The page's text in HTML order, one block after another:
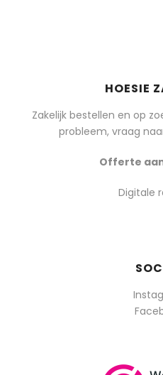
HOESIE
Zakelijk bestellen en op
probleem, vraag
Offerte
Digitale